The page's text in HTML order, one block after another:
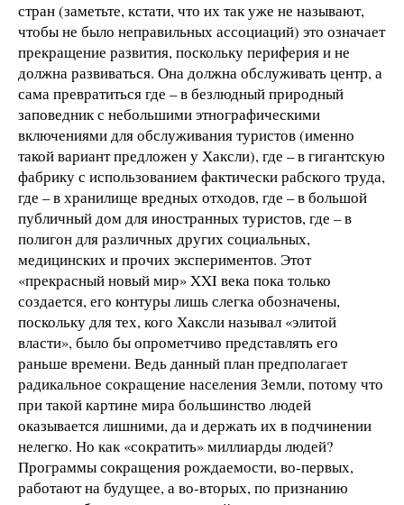
стран (заметьте, кстати, что их так уже не называют,
чтобы не было неправильных ассоциаций) это означает
прекращение развития, поскольку периферия и не
должна развиваться. Она должна обслуживать центр, а
сама превратиться где – в безлюдный природный
заповедник с небольшими этнографическими
включениями для обслуживания туристов (именно
такой вариант предложен у Хаксли), где – в гигантскую
фабрику с использованием фактически рабского труда,
где – в хранилище вредных отходов, где – в большой
публичный дом для иностранных туристов, где – в
полигон для различных других социальных,
медицинских и прочих экспериментов. Этот
«прекрасный новый мир» XXI века пока только
создается, его контуры лишь слегка обозначены,
поскольку для тех, кого Хаксли называл «элитой
власти», было бы опрометчиво представлять его
раньше времени. Ведь данный план предполагает
радикальное сокращение населения Земли, потому что
при такой картине мира большинство людей
оказывается лишними, да и держать их в подчинении
нелегко. Но как «сократить» миллиарды людей?
Программы сокращения рождаемости, во-первых,
работают на будущее, а во-вторых, по признанию